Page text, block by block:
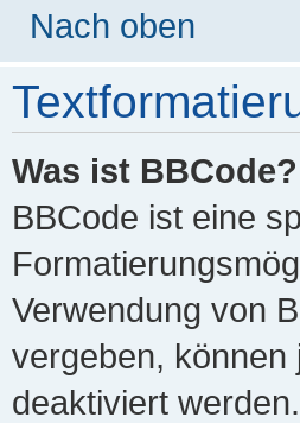
Nach oben
Was ist BBCode?
BBCode ist eine
Verwendung von
vergeben, können
deaktiviert